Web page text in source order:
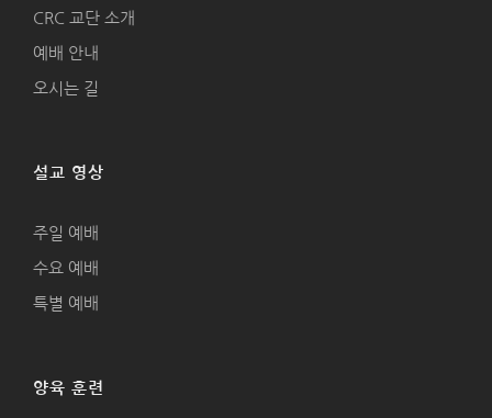
CRC 교단 소개
예배 안내
오시는 길
설교 영상
주일 예배
수요 예배
특별 예배
양육 훈련